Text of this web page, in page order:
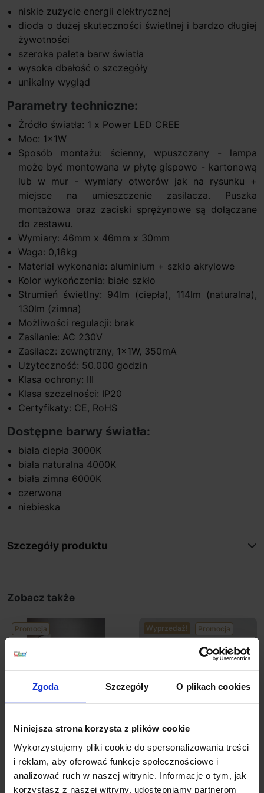
Zgoda Szczegóły O plikach cookies
Niniejsza strona korzysta z plików cookie
Wykorzystujemy pliki cookie do spersonalizowania treści
i reklam, aby oferować funkcje społecznościowe i
analizować ruch w naszej witrynie. Informacje o tym, jak
korzystasz z naszej witryny, udostępniamy partnerom
niskie zużycie energii elektrycznej
dioda o dużej skuteczności świetlnej i bardzo długiej
żywotności
szeroka paleta barw światła
wysoka dbałość o szczegóły
unikalny wygląd
Parametry techniczne:
Źródło światła: 1 x Power LED CREE
Moc: 1x1W
Sposób montażu: ścienny, wpuszczany - lampa
może być montowana w płytę gispowo - kartonową
lub w mur - wymiary otworów jak na rysunku +
miejsce na umieszczenie zasilacza. Puszka
montażowa oraz zaciski sprężynowe są dołączane
do zestawu.
Wymiary: 46mm x 46mm x 30mm
Waga: 0,16kg
Materiał wykonania: aluminium + szkło akrylowe
Kolor wykończenia: białe szkło
Strumień świetlny: 94lm (ciepła), 114lm (naturalna),
130lm (zimna)
Możliwości regulacji: brak
Zasilanie: AC 230V
Zasilacz: zewnętrzny, 1x1W, 350mA
Użyteczność: 50.000 godzin
Klasa ochrony: III
Klasa szczelności: IP20
Certyfikaty: CE, RoHS
Dostępne barwy światła:
biała ciepła 3000K
biała naturalna 4000K
biała zimna 6000K
czerwona
niebieska
Szczegóły produktu
Zobacz także
Promocja
ELKIM LESEL 001
schodowa LED 1W alu,
biała, czarna
Wyprzedaż! Promocja
ELKIM LESEL 002
schodowa LED 1W alu,
biała, czarna 48mm